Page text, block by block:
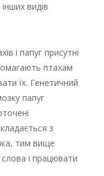
видів
і папуг присутні
птахам
їх. Генетичний
папуг
з
тим вище
слова і працювати